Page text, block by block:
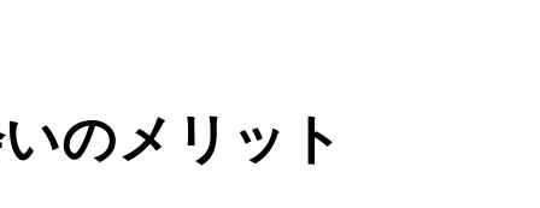
のメリット